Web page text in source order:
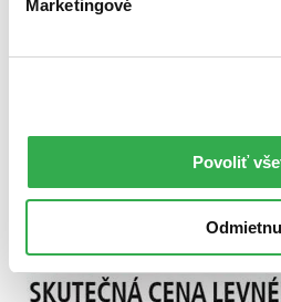
Marketingové
Povoliť